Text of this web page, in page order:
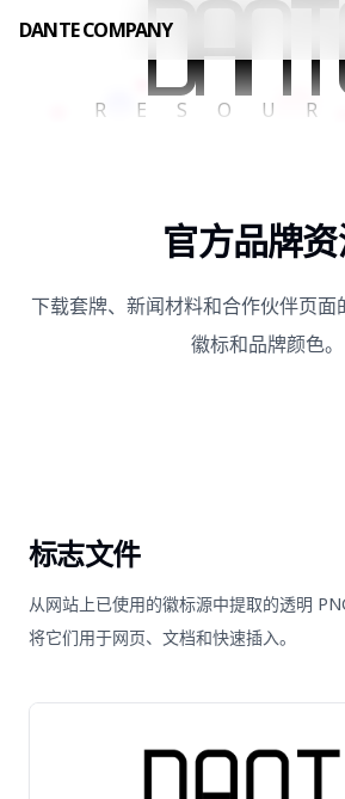
DANTE COMPANY
Dante
官方品牌
下载套牌、新闻材料和合作伙伴页
徽标和品牌颜色。
标志文件
从网站上已使用的徽标源中提取的透明
将它们用于网页、文档和快速插入。